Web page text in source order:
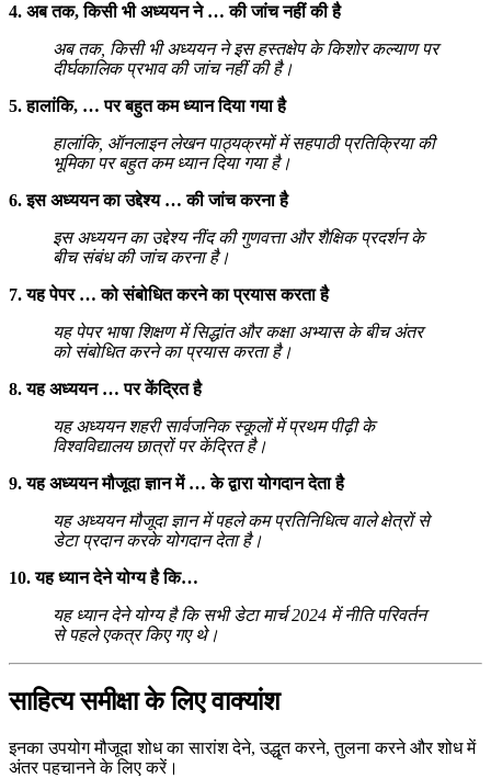
4. अब तक, किसी भी अध्ययन ने … की जांच नहीं की है
अब तक, किसी भी अध्ययन ने इस हस्तक्षेप के किशोर कल्याण पर
दीर्घकालिक प्रभाव की जांच नहीं की है।
5. हालांकि, … पर बहुत कम ध्यान दिया गया है
हालांकि, ऑनलाइन लेखन पाठ्यक्रमों में सहपाठी प्रतिक्रिया की
भूमिका पर बहुत कम ध्यान दिया गया है।
6. इस अध्ययन का उद्देश्य … की जांच करना है
इस अध्ययन का उद्देश्य नींद की गुणवत्ता और शैक्षिक प्रदर्शन के
बीच संबंध की जांच करना है।
7. यह पेपर … को संबोधित करने का प्रयास करता है
यह पेपर भाषा शिक्षण में सिद्धांत और कक्षा अभ्यास के बीच अंतर
को संबोधित करने का प्रयास करता है।
8. यह अध्ययन … पर केंद्रित है
यह अध्ययन शहरी सार्वजनिक स्कूलों में प्रथम पीढ़ी के
विश्वविद्यालय छात्रों पर केंद्रित है।
9. यह अध्ययन मौजूदा ज्ञान में … के द्वारा योगदान देता है
यह अध्ययन मौजूदा ज्ञान में पहले कम प्रतिनिधित्व वाले क्षेत्रों से
डेटा प्रदान करके योगदान देता है।
10. यह ध्यान देने योग्य है कि…
यह ध्यान देने योग्य है कि सभी डेटा मार्च 2024 में नीति परिवर्तन
से पहले एकत्र किए गए थे।
साहित्य समीक्षा के लिए वाक्यांश
इनका उपयोग मौजूदा शोध का सारांश देने, उद्धृत करने, तुलना करने और शोध में
अंतर पहचानने के लिए करें।